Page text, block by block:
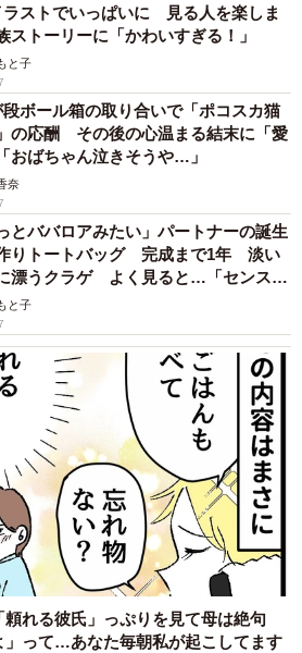
ラストでいっぱいに 見る人を楽しま
ストーリーに「かわいすぎる！」
と子
ボール箱の取り合いで「ポコスカ猫
の応酬 その後の心温まる結末に「愛
おばちゃん泣きそうや…」
奈
とババロアみたい」パートナーの誕生
りトートバッグ 完成まで1年 淡い
漂うクラゲ よく見ると…「センスす
と子
頼れる彼氏」っぷりを見て母は絶句
」って…あなた毎朝私が起こしてます